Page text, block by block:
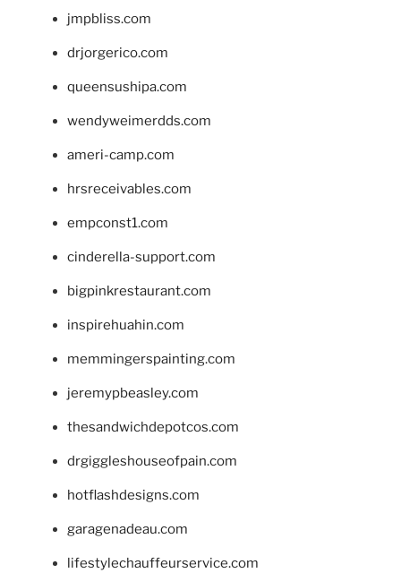
jmpbliss.com
drjorgerico.com
queensushipa.com
wendyweimerdds.com
ameri-camp.com
hrsreceivables.com
empconst1.com
cinderella-support.com
bigpinkrestaurant.com
inspirehuahin.com
memmingerspainting.com
jeremypbeasley.com
thesandwichdepotcos.com
drgiggleshouseofpain.com
hotflashdesigns.com
garagenadeau.com
lifestylechauffeurservice.com